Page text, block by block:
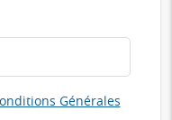
Générales